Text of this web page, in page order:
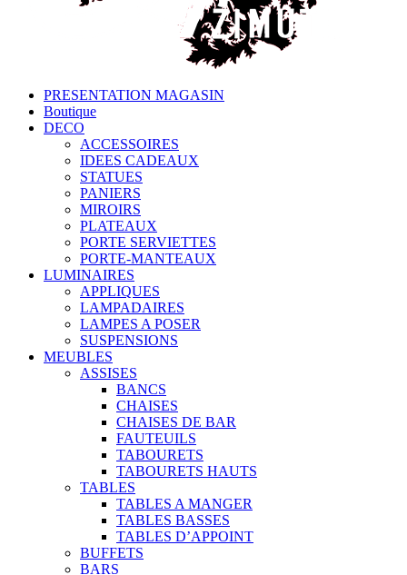
PRESENTATION MAGASIN
Boutique
DECO
ACCESSOIRES
IDEES CADEAUX
STATUES
PANIERS
MIROIRS
PLATEAUX
PORTE SERVIETTES
PORTE-MANTEAUX
LUMINAIRES
APPLIQUES
LAMPADAIRES
LAMPES A POSER
SUSPENSIONS
MEUBLES
ASSISES
BANCS
CHAISES
CHAISES DE BAR
FAUTEUILS
TABOURETS
TABOURETS HAUTS
TABLES
TABLES A MANGER
TABLES BASSES
TABLES D’APPOINT
BUFFETS
BARS